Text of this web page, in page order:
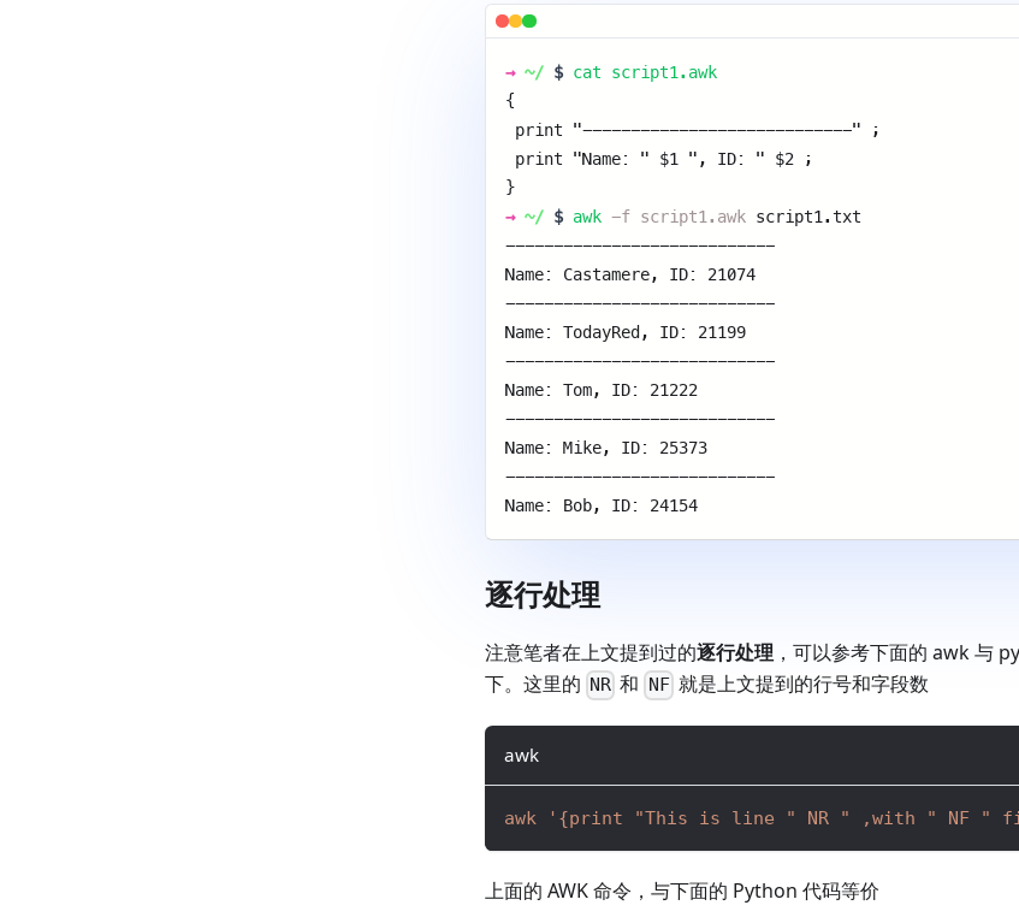
→ ~/ $ cat script1.awk
{
print "----------------------------" ;
print "Name: " $1 ", ID: " $2 ;
}
→ ~/ $ awk -f script1.awk script1.txt
----------------------------
Name: Castamere, ID: 21074
----------------------------
Name: TodayRed, ID: 21199
----------------------------
Name: Tom, ID: 21222
----------------------------
Name: Mike, ID: 25373
----------------------------
Name: Bob, ID: 24154
逐行处理
注意笔者在上文提到过的逐行处理，可以参考下面的 awk 与
下。这里的 NR 和 NF就是上文提到的行号和字段数
awk
awk '{print "This is line " NR " ,with " NF "
上面的 AWK 命令，与下面的 Python 代码等价